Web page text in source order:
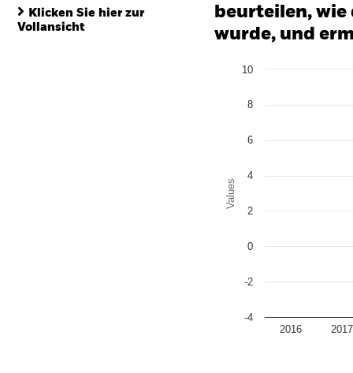
Klicken Sie hier zur
Vollansicht
beurteilen,
wurde, und
Chart
Bar chart with 2 data
The chart has 1 Y axis
Values
2016 2017
-4
-2
0
2
4
6
8
10